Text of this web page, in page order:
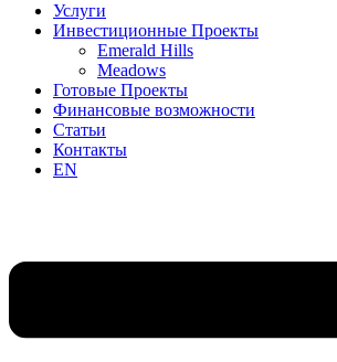
Услуги
Инвестиционные Проекты
Emerald Hills
Meadows
Готовые Проекты
Финансовые возможности
Статьи
Контакты
EN